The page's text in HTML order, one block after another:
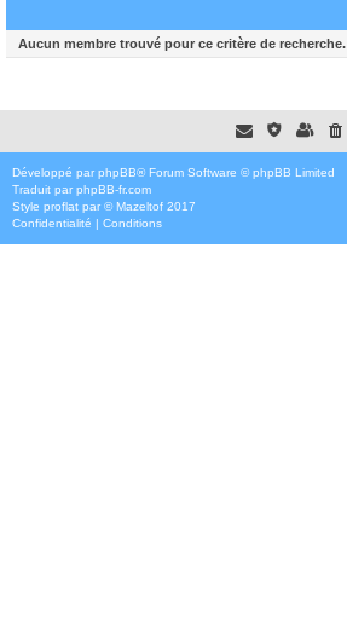
Aucun membre trouvé pour ce critère de recherche.
Développé par phpBB® Forum Software © phpBB Limited
Traduit par phpBB-fr.com
Style proflat par ©Mazeltof 2017
Confidentialité | Conditions